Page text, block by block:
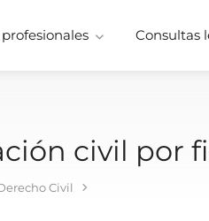
Consultas
civil por
Civil